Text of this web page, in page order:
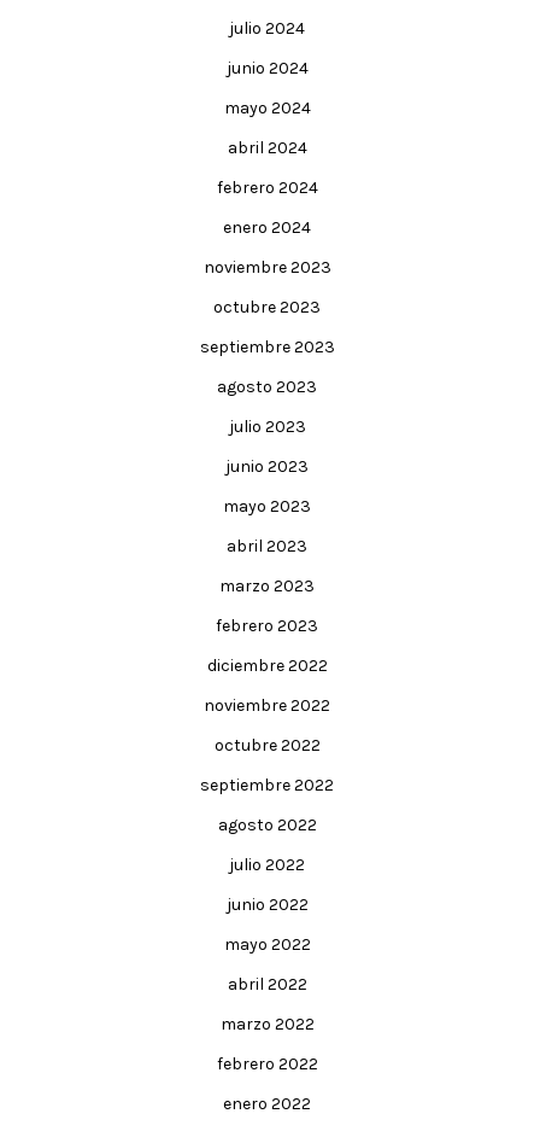
julio 2024
junio 2024
mayo 2024
abril 2024
febrero 2024
enero 2024
noviembre 2023
octubre 2023
septiembre 2023
agosto 2023
julio 2023
junio 2023
mayo 2023
abril 2023
marzo 2023
febrero 2023
diciembre 2022
noviembre 2022
octubre 2022
septiembre 2022
agosto 2022
julio 2022
junio 2022
mayo 2022
abril 2022
marzo 2022
febrero 2022
enero 2022